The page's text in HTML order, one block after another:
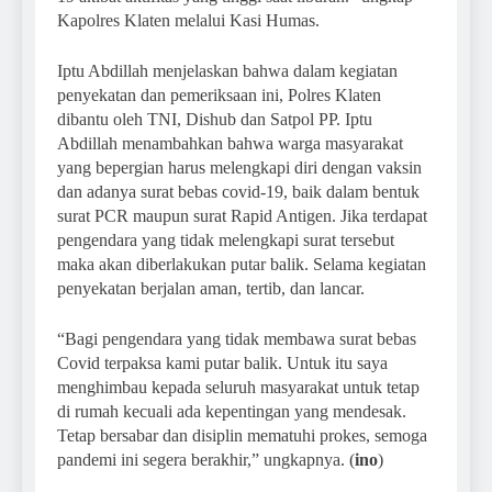
Kapolres Klaten melalui Kasi Humas.
Iptu Abdillah menjelaskan bahwa dalam kegiatan
penyekatan dan pemeriksaan ini, Polres Klaten
dibantu oleh TNI, Dishub dan Satpol PP. Iptu
Abdillah menambahkan bahwa warga masyarakat
yang bepergian harus melengkapi diri dengan vaksin
dan adanya surat bebas covid-19, baik dalam bentuk
surat PCR maupun surat Rapid Antigen. Jika terdapat
pengendara yang tidak melengkapi surat tersebut
maka akan diberlakukan putar balik. Selama kegiatan
penyekatan berjalan aman, tertib, dan lancar.
“Bagi pengendara yang tidak membawa surat bebas
Covid terpaksa kami putar balik. Untuk itu saya
menghimbau kepada seluruh masyarakat untuk tetap
di rumah kecuali ada kepentingan yang mendesak.
Tetap bersabar dan disiplin mematuhi prokes, semoga
pandemi ini segera berakhir,” ungkapnya. (ino)